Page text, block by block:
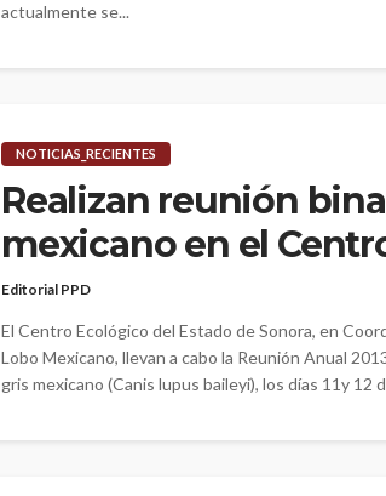
actualmente se...
NOTICIAS_RECIENTES
Realizan reunión
mexicano en el
Editorial PPD
El Centro Ecológico del Estado de Sonora, en
Lobo Mexicano, llevan a cabo la Reunión Anual
gris mexicano (Canis lupus baileyi), los días 11y 12